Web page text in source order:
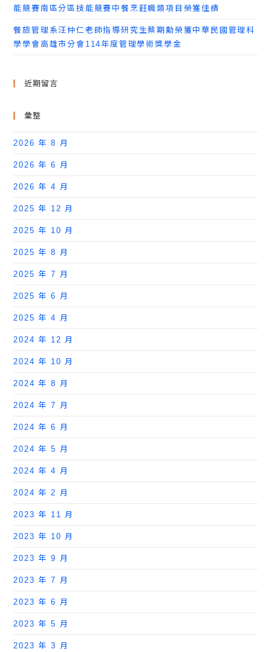
能競賽南區分區技能競賽中餐烹飪職類項目榮獲佳績
餐旅管理系汪仲仁老師指導研究生蔡期勳榮獲中華民國管理科
學學會高雄市分會114年度管理學術獎學金
近期留言
彙整
2026 年 8 月
2026 年 6 月
2026 年 4 月
2025 年 12 月
2025 年 10 月
2025 年 8 月
2025 年 7 月
2025 年 6 月
2025 年 4 月
2024 年 12 月
2024 年 10 月
2024 年 8 月
2024 年 7 月
2024 年 6 月
2024 年 5 月
2024 年 4 月
2024 年 2 月
2023 年 11 月
2023 年 10 月
2023 年 9 月
2023 年 7 月
2023 年 6 月
2023 年 5 月
2023 年 3 月